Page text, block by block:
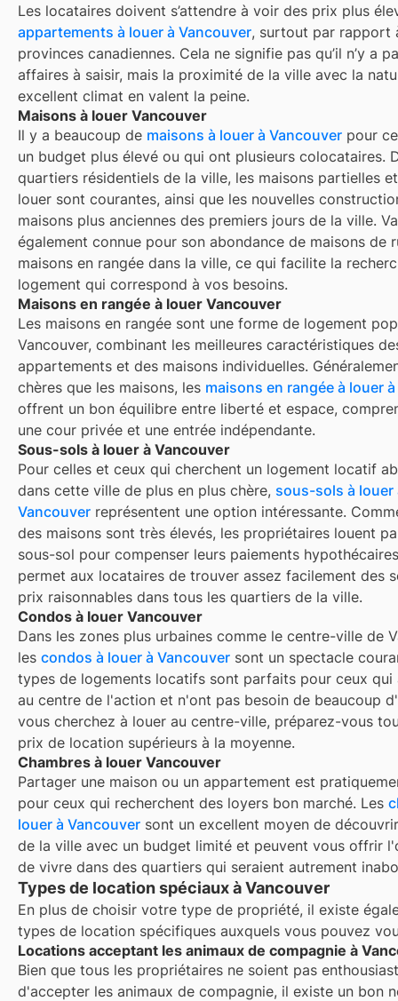
Les locataires doivent s’attendre à voir des prix plus
appartements à louer à Vancouver, surtout par rapport
provinces canadiennes. Cela ne signifie pas qu’il n’y a
affaires à saisir, mais la proximité de la ville avec la
excellent climat en valent la peine.
Maisons à louer Vancouver
Il y a beaucoup de maisons à louer à Vancouver pour
un budget plus élevé ou qui ont plusieurs colocataires.
quartiers résidentiels de la ville, les maisons partielles
louer sont courantes, ainsi que les nouvelles
maisons plus anciennes des premiers jours de la ville.
également connue pour son abondance de maisons de
maisons en rangée dans la ville, ce qui facilite la
logement qui correspond à vos besoins.
Maisons en rangée à louer Vancouver
Les maisons en rangée sont une forme de logement
Vancouver, combinant les meilleures caractéristiques
appartements et des maisons individuelles.
chères que les maisons, les maisons en rangée à louer à
offrent un bon équilibre entre liberté et espace,
une cour privée et une entrée indépendante.
Sous-sols à louer à Vancouver
Pour celles et ceux qui cherchent un logement locatif
dans cette ville de plus en plus chère, sous-sols à louer
Vancouver représentent une option intéressante.
des maisons sont très élevés, les propriétaires louent
sous-sol pour compenser leurs paiements
permet aux locataires de trouver assez facilement des
prix raisonnables dans tous les quartiers de la ville.
Condos à louer Vancouver
Dans les zones plus urbaines comme le centre-ville de
les condos à louer à Vancouver sont un spectacle
types de logements locatifs sont parfaits pour ceux qui
au centre de l'action et n'ont pas besoin de beaucoup
vous cherchez à louer au centre-ville, préparez-vous
prix de location supérieurs à la moyenne.
Chambres à louer Vancouver
Partager une maison ou un appartement est
pour ceux qui recherchent des loyers bon marché. Les
louer à Vancouver sont un excellent moyen de
de la ville avec un budget limité et peuvent vous offrir
de vivre dans des quartiers qui seraient autrement
Types de location spéciaux à Vancouver
En plus de choisir votre type de propriété, il existe
types de location spécifiques auxquels vous pouvez
Locations acceptant les animaux de compagnie à
Bien que tous les propriétaires ne soient pas
d'accepter les animaux de compagnie, il existe un bon